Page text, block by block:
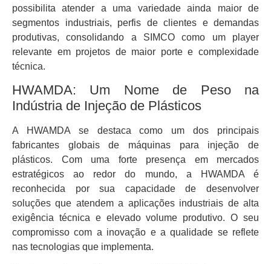
possibilita atender a uma variedade ainda maior de
segmentos industriais, perfis de clientes e demandas
produtivas, consolidando a SIMCO como um player
relevante em projetos de maior porte e complexidade
técnica.
HWAMDA: Um Nome de Peso na
Indústria de Injeção de Plásticos
A HWAMDA se destaca como um dos principais
fabricantes globais de máquinas para injeção de
plásticos. Com uma forte presença em mercados
estratégicos ao redor do mundo, a HWAMDA é
reconhecida por sua capacidade de desenvolver
soluções que atendem a aplicações industriais de alta
exigência técnica e elevado volume produtivo. O seu
compromisso com a inovação e a qualidade se reflete
nas tecnologias que implementa.